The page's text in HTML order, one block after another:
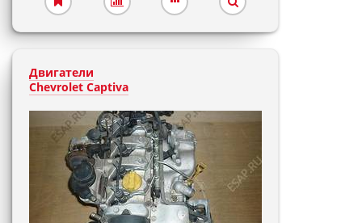
Двигатели
Chevrolet Captiva